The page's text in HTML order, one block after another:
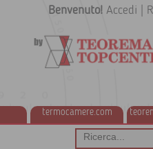
termocamere.com
Benvenuto! Accedi